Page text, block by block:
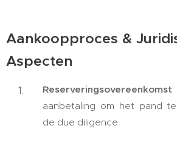
Aankoopproces &
Aspecten
Reserveringsovereenkomst
aanbetaling om het pand
de due diligence.